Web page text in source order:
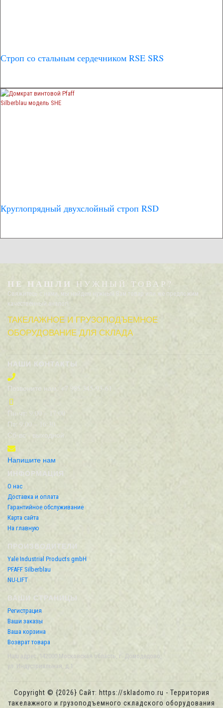
Строп со стальным сердечником RSE SRS
Круглопрядный двухслойный строп RSD
НЕ НАШЛИ НУЖНЫЙ ТОВАР?
Свяжитесь с нами, мы найдем нужный Вам товар или же предложим
качественный аналог!
ТАКЕЛАЖНОЕ И ГРУЗОПОДЪЕМНОЕ
ОБОРУДОВАНИЕ ДЛЯ СКЛАДА
НАШИ КОНТАКТЫ
Позвоните нам: +7 985 345-93-61
Пн-чт: 9:00 – 17:00
Пт: 9:00 – 16:30
Сб-вс - выходной
Напишите нам
ИНФОРМАЦИЯ
О нас
Доставка и оплата
Гарантийное обслуживание
Карта сайта
На главную
ПРОИЗВОДИТЕЛИ
Yale Industrial Products gmbH
PFAFF Silberblau
NU-LIFT
ВАШИ СТРАНИЦЫ
Регистрация
Ваши заказы
Ваша корзина
Возврат товара
Наш адрес: 142000 Московская область, г. Домодедово,
ул. Индустриальная, д.1
Copyright © {2026} Сайт: https://skladomo.ru - Территория
такелажного и грузоподъемного складского оборудования